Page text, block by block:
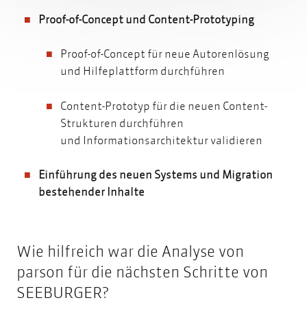
Proof-of-Concept und Content-Prototyping
Proof-of-Concept für neue Autorenlösung
und Hilfeplattform durchführen
Content-Prototyp für die neuen Content-
Strukturen durchführen
und Informationsarchitektur validieren
Einführung des neuen Systems und Migration
bestehender Inhalte
Wie hilfreich war die Analyse von
parson für die nächsten Schritte von
SEEBURGER?